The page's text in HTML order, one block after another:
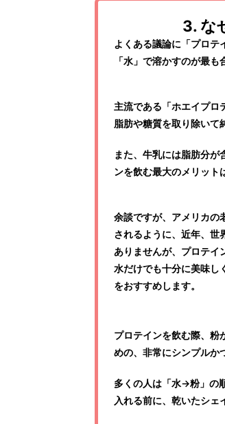
3. な
よくある議論に「プロテ
「水」で溶かすのが最も
主流である「ホエイプロ
脂肪や糖質を取り除いて
また、牛乳には脂肪分
ンを飲む最大のメリット
余談ですが、アメリカの
されるように、近年、世
ありませんが、プロテイ
水だけでも十分に美味し
をおすすめします。
プロテインを飲む際、
めの、非常にシンプルか
多くの人は「水→粉」の
入れる前に、乾いたシェ